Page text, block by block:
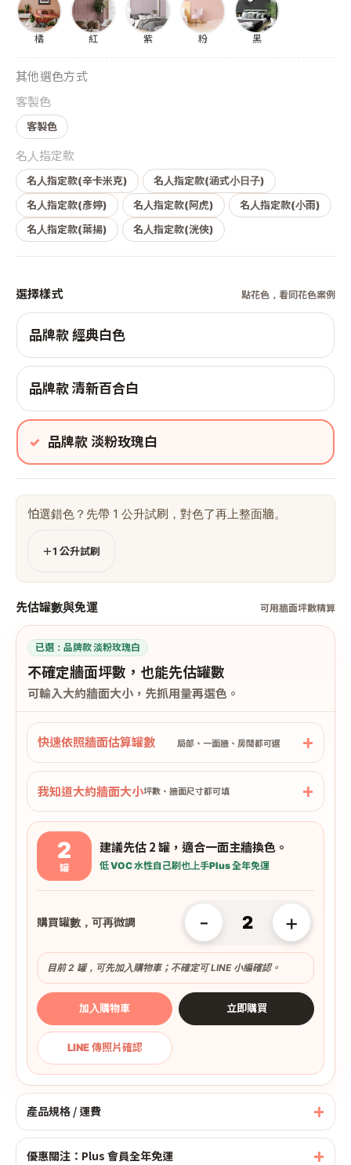
橘 紅 紫 粉 黑
其他選色方式
客製色
客製色
名人指定款
名人指定款(辛卡米克)
名人指定款(涵式小日子)
名人指定款(彥婷)
名人指定款(阿虎)
名人指定款(小雨)
名人指定款(葉揚)
名人指定款(洸俠)
選擇樣式 點花色，看同花色案例
品牌款 經典白色
品牌款 清新百合白
品牌款 淡粉玫瑰白
怕選錯色？先帶 1 公升試刷，對色了再上整面牆。
＋1 公升試刷
先估罐數與免運 可用牆面坪數精算
已選： 品牌款 淡粉玫瑰白
不確定牆面坪數，也能先估罐數
可輸入大約牆面大小，先抓用量再選色。
快速依照牆面估算罐數 局部、一面牆、房間都可選
我知道大約牆面大小坪數、牆面尺寸都可填
2
罐
建議先估 2 罐，適合一面主牆換色。
低 VOC 水性自己刷也上手Plus 全年免運
購買罐數，可再微調 - +
目前 2 罐，可先加入購物車；不確定可 LINE 小編確認。
加入購物車 立即購買
LINE 傳照片確認
產品規格 / 運費
優惠關注：Plus 會員全年免運